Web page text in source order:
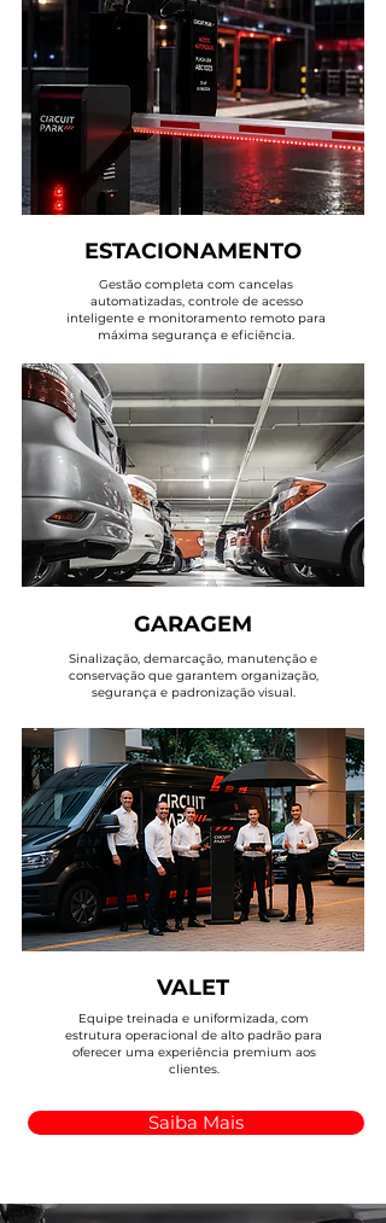
ESTACIONAMENTO
Gestão completa com cancelas
automatizadas, controle de acesso
inteligente e monitoramento remoto para
máxima segurança e eficiência.
GARAGEM
Sinalização, demarcação, manutenção e
conservação que garantem organização,
segurança e padronização visual.
VALET
Equipe treinada e uniformizada, com
estrutura operacional de alto padrão para
oferecer uma experiência premium aos
clientes.
Saiba Mais